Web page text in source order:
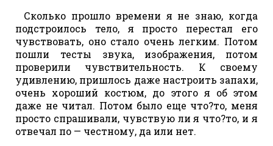
Сколько прошло времени я не знаю, когда
подстроилось тело, я просто перестал его
чувствовать, оно стало очень легким. Потом
пошли тесты звука, изображения, потом
проверили чувствительность. К своему
удивлению, пришлось даже настроить запахи,
очень хороший костюм, до этого я об этом
даже не читал. Потом было еще что?то, меня
просто спрашивали, чувствую ли я что?то, и я
отвечал по — честному, да или нет.